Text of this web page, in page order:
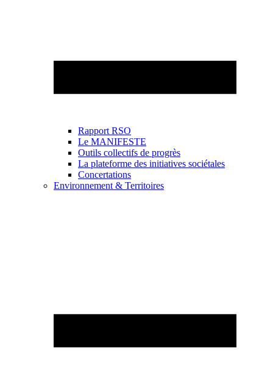
Rapport RSO
Le MANIFESTE
Outils collectifs de progrès
La plateforme des initiatives sociétales
Concertations
Environnement & Territoires